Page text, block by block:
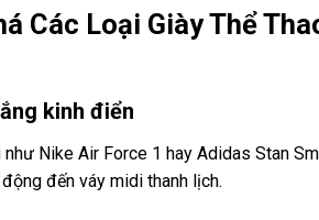
Các Loại Giày Thể
kinh điển
như Nike Air Force 1 hay Adidas Stan
đến váy midi thanh lịch.